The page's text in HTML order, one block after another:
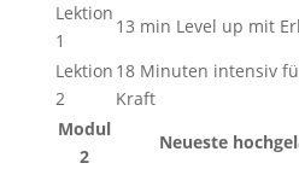
Lektion
1
13 min Level up mit
Lektion
2
18 Minuten intensiv
Kraft
Modul
2
Neueste